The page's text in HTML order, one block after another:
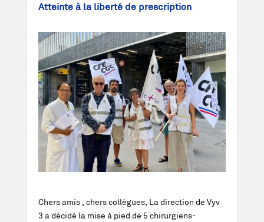
Atteinte à la liberté de prescription
Chers amis , chers collègues, La direction de Vyv
3 a décidé la mise à pied de 5 chirurgiens-